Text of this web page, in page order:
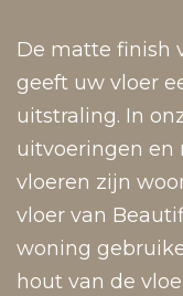
De matte finish
geeft uw vloer
uitstraling. In
uitvoeringen en
vloeren zijn
vloer van
woning
hout van de